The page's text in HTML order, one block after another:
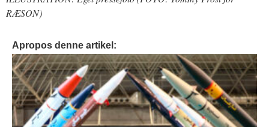
RÆSON)
Apropos denne artikel: